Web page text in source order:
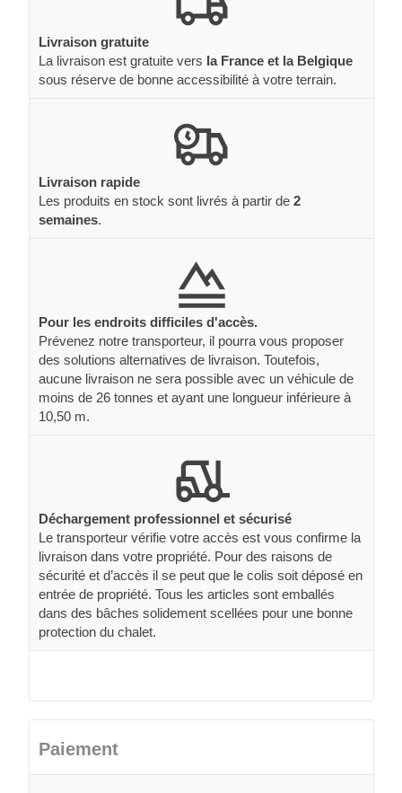
Livraison gratuite
La livraison est gratuite vers la France et la Belgique
sous réserve de bonne accessibilité à votre terrain.
Livraison rapide
Les produits en stock sont livrés à partir de 2
semaines.
Pour les endroits difficiles d'accès.
Prévenez notre transporteur, il pourra vous proposer
des solutions alternatives de livraison. Toutefois,
aucune livraison ne sera possible avec un véhicule de
moins de 26 tonnes et ayant une longueur inférieure à
10,50 m.
Déchargement professionnel et sécurisé
Le transporteur vérifie votre accès est vous confirme la
livraison dans votre propriété. Pour des raisons de
sécurité et d’accès il se peut que le colis soit déposé en
entrée de propriété. Tous les articles sont emballés
dans des bâches solidement scellées pour une bonne
protection du chalet.
Paiement